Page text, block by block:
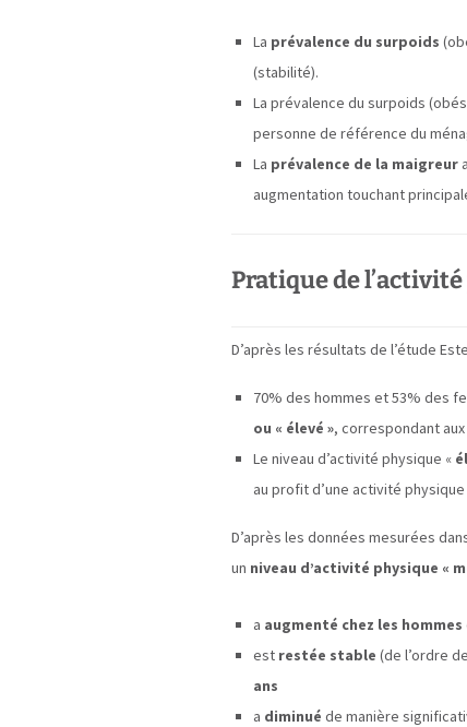
La prévalence du surpoids
(stabilité).
La prévalence du surpoids
personne de référence du
La prévalence de la maigreur
augmentation touchant
Pratique de
D’après les résultats de l’étude
70% des hommes et 53% des
ou « élevé », correspondant
Le niveau d’activité physique «
au profit d’une activité physique
D’après les données mesurées
un niveau d’activité physique «
a augmenté chez les hommes
est restée stable (de l’ordre
ans
a diminué de manière